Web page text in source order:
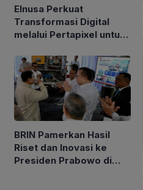
Elnusa Perkuat
Transformasi Digital
melalui Pertapixel untuk
Aset Berbasis Data
BRIN Pamerkan Hasil
Riset dan Inovasi ke
Presiden Prabowo di